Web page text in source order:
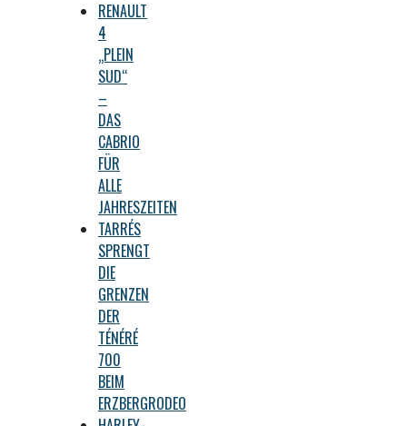
RENAULT
4
„PLEIN
SUD“
–
DAS
CABRIO
FÜR
ALLE
JAHRESZEITEN
TARRÉS
SPRENGT
DIE
GRENZEN
DER
TÉNÉRÉ
700
BEIM
ERZBERGRODEO